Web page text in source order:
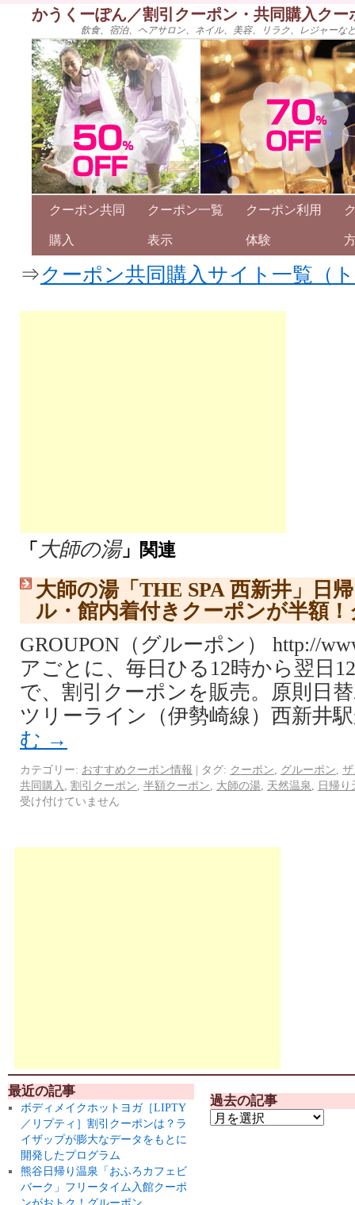
かうくーぽん／割引クーポン・共同購入ク
飲食、宿泊、ヘアサロン、ネイル、美容、リラク、レジャー
クーポン共同
購入
クーポン一覧
表示
クーポン利用
体験
⇒クーポン共同購入サイト一覧（
「 大師の湯」関連
大師の湯「THE SPA 西新井」日
ル・館内着付きクーポンが半額
GROUPON（グルーポン） http://
アごとに、毎日ひる12時から翌日
で、割引クーポンを販売。原則日
ツリーライン（伊勢崎線）西新井
む →
カテゴリー: おすすめクーポン情報 | タグ: クーポン グルーポン
共同購入
割引クーポン 半額クーポン 大師の湯 天然温泉
日帰り
受け付けていません
最近の記事
ボディメイクホットヨガ［LIPTY
／リプティ］割引クーポンは？ラ
イザップが膨大なデータをもとに
開発したプログラム
熊谷日帰り温泉「おふろカフェビ
バーク」フリータイム入館クーポ
過去の記事